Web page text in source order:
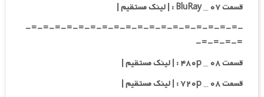
قسمت ۰۷ _ BluRay : | لینک مستقیم |
-=-=-=-=-=-=-=-=-=-=-=-=-=-=-=-=-=-=-
=-=-=-=-
قسمت ۰۸ _ ۴۸۰p : | لینک مستقیم |
قسمت ۰۸ _ ۷۲۰p : | لینک مستقیم |